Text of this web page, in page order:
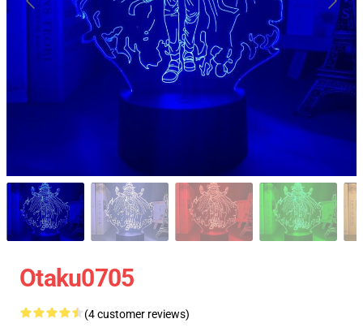
Otaku0705
(4 customer reviews)